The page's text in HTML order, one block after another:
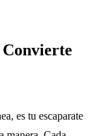
es tu escaparate